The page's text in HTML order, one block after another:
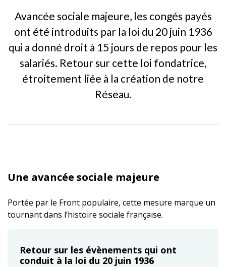
Avancée sociale majeure, les congés payés
ont été introduits par la loi du 20 juin 1936
qui a donné droit à 15 jours de repos pour les
salariés. Retour sur cette loi fondatrice,
étroitement liée à la création de notre
Réseau.
Une avancée sociale majeure
Portée par le Front populaire, cette mesure marque un
tournant dans l’histoire sociale française.
Retour sur les évènements qui ont
conduit à la loi du 20 juin 1936